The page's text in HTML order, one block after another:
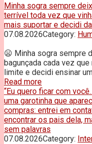
Minha sogra sempre
terrível toda vez que
mais suportar e decidi
07.08.2026Category:
😦 Minha sogra sempre
bagunçada cada vez
limite e decidi ensinar
Read more
“Eu quero ficar com
uma garotinha que
compras: entrei em
encontrar os pais dela,
sem palavras
07.08.2026Category: